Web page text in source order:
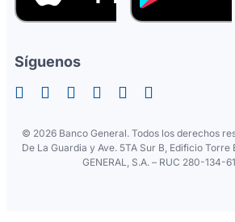
Síguenos
© 2026 Banco General. Todos los derechos
De La Guardia y Ave. 5TA Sur B, Edificio Torre
GENERAL, S.A. – RUC 280-134-